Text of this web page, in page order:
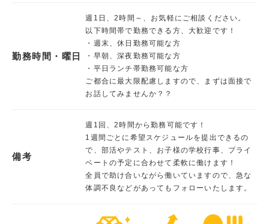
勤務時間・曜日
週1日、2時間～、お気軽にご相談ください。
以下時間帯で勤務できる方、大歓迎です！
・週末、休日勤務可能な方
・早朝、深夜勤務可能な方
・平日ランチ帯勤務可能な方
ご都合に最大限配慮しますので、まずは面接で
お話してみませんか？？
備考
週1回、2時間から勤務可能です！
1週間ごとに希望スケジュールを提出できるの
で、部活やテスト、お子様の学校行事、プライ
ベートの予定に合わせて柔軟に働けます！
全員で助け合いながら働いていますので、急な
体調不良などがあってもフォローいたします。